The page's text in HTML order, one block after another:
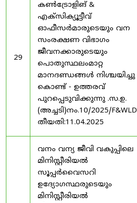
29
കൺട്രോളിങ് &
എക്സിക്യൂട്ടീവ്
ഓഫീസർമാരുടെയും വന
സംരക്ഷണ വിഭാഗം
ജീവനക്കാരുടെയും
പൊതുസ്ഥലംമാറ്റ
മാനദണ്ഡങ്ങൾ നിശ്ചയിച്ചു
കൊണ്ട് - ഉത്തരവ്
പുറപ്പെടുവിക്കുന്നു .സ.ഉ.
(അച്ചടി)നം.10/2025/F&WLD
തീയതി:11.04.2025
വനം വന്യ ജീവി വകുപ്പിലെ
മിനിസ്റ്റീരിയൽ
സൂപ്പർവൈസറി
ഉദ്യോഗസ്ഥരുടെയും
മിനിസ്റ്റീരിയൽ